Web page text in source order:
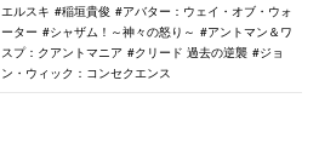
エルスキ
稲垣貴俊
アバター：ウェイ・オブ・ウォ
ーター
シャザム！～神々の怒り～
アントマン＆ワ
スプ：クアントマニア
クリード 過去の逆襲
ジョ
ン・ウィック：コンセクエンス